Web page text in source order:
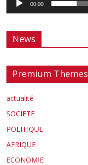
00:00
News
Premium Themes
actualité
SOCIETE
POLITIQUE
AFRIQUE
ECONOMIE